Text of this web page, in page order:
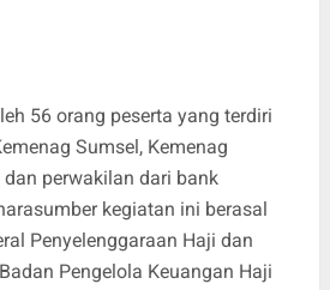
56 orang peserta yang terdiri
Sumsel, Kemenag
perwakilan dari bank
kegiatan ini berasal
Penyelenggaraan Haji dan
Pengelola Keuangan Haji